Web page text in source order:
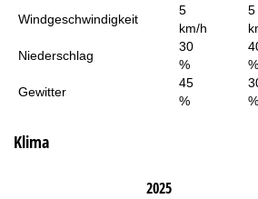
Windgeschwindigkeit
5
km/h
5
Niederschlag
30
%
%
Gewitter
45
%
%
Klima
2025